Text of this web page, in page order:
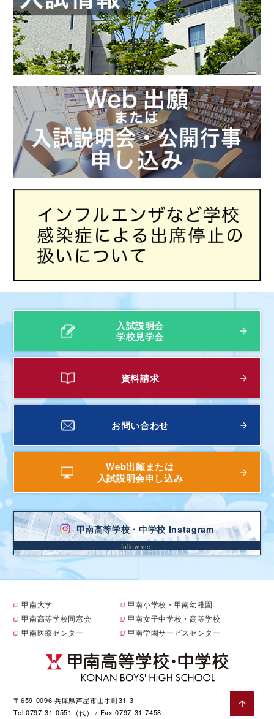
入試説明会
学校見学会
資料請求
お問い合わせ
Web出願または
入試説明会申し込み
甲南高等学校・中学校 Instagram
甲南大学
甲南高等学校同窓会
甲南医療センター
甲南小学校・甲南幼稚園
甲南女子中学校・高等学校
甲南学園サービスセンター
〒659-0096 兵庫県芦屋市山手町31-3
Tel.0797-31-0551（代） / Fax.0797-31-7458